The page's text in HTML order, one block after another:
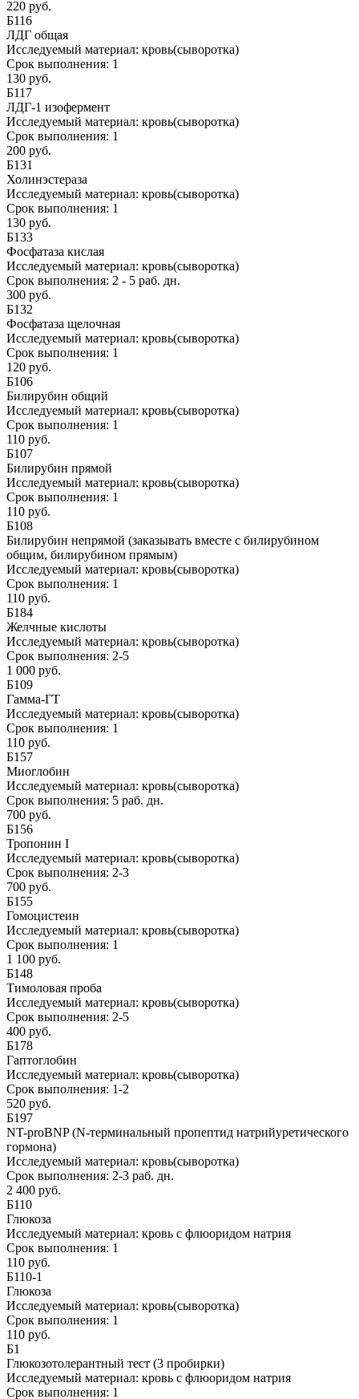
220 руб.
Б116
ЛДГ общая
Исследуемый материал: кровь(сыворотка)
Срок выполнения: 1
130 руб.
Б117
ЛДГ-1 изофермент
Исследуемый материал: кровь(сыворотка)
Срок выполнения: 1
200 руб.
Б131
Холинэстераза
Исследуемый материал: кровь(сыворотка)
Срок выполнения: 1
130 руб.
Б133
Фосфатаза кислая
Исследуемый материал: кровь(сыворотка)
Срок выполнения: 2 - 5 раб. дн.
300 руб.
Б132
Фосфатаза щелочная
Исследуемый материал: кровь(сыворотка)
Срок выполнения: 1
120 руб.
Б106
Билирубин общий
Исследуемый материал: кровь(сыворотка)
Срок выполнения: 1
110 руб.
Б107
Билирубин прямой
Исследуемый материал: кровь(сыворотка)
Срок выполнения: 1
110 руб.
Б108
Билирубин непрямой (заказывать вместе с билирубином
общим, билирубином прямым)
Исследуемый материал: кровь(сыворотка)
Срок выполнения: 1
110 руб.
Б184
Желчные кислоты
Исследуемый материал: кровь(сыворотка)
Срок выполнения: 2-5
1 000 руб.
Б109
Гамма-ГТ
Исследуемый материал: кровь(сыворотка)
Срок выполнения: 1
110 руб.
Б157
Миоглобин
Исследуемый материал: кровь(сыворотка)
Срок выполнения: 5 раб. дн.
700 руб.
Б156
Тропонин I
Исследуемый материал: кровь(сыворотка)
Срок выполнения: 2-3
700 руб.
Б155
Гомоцистеин
Исследуемый материал: кровь(сыворотка)
Срок выполнения: 1
1 100 руб.
Б148
Тимоловая проба
Исследуемый материал: кровь(сыворотка)
Срок выполнения: 2-5
400 руб.
Б178
Гаптоглобин
Исследуемый материал: кровь(сыворотка)
Срок выполнения: 1-2
520 руб.
Б197
NT-proBNP (N-терминальный пропептид натрийуретического
гормона)
Исследуемый материал: кровь(сыворотка)
Срок выполнения: 2-3 раб. дн.
2 400 руб.
Б110
Глюкоза
Исследуемый материал: кровь с флюоридом натрия
Срок выполнения: 1
110 руб.
Б110-1
Глюкоза
Исследуемый материал: кровь(сыворотка)
Срок выполнения: 1
110 руб.
Б1
Глюкозотолерантный тест (3 пробирки)
Исследуемый материал: кровь с флюоридом натрия
Срок выполнения: 1